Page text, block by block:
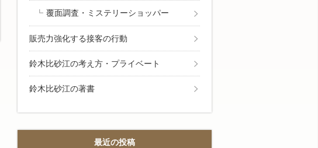
覆面調査・ミステリーショッパー
販売力強化する接客の行動
鈴木比砂江の考え方・プライベート
鈴木比砂江の著書
最近の投稿